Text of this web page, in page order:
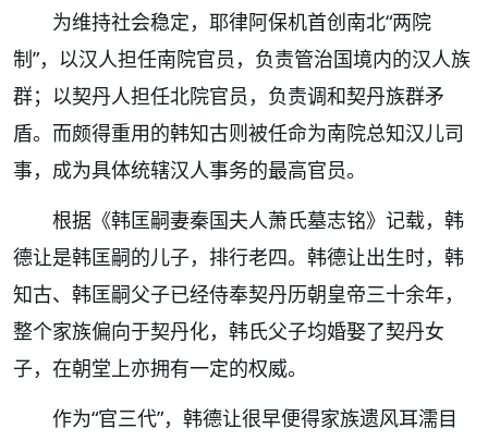
为维持社会稳定，耶律阿保机首创南北“两院
制”，以汉人担任南院官员，负责管治国境内的汉人族
群；以契丹人担任北院官员，负责调和契丹族群矛
盾。而颇得重用的韩知古则被任命为南院总知汉儿司
事，成为具体统辖汉人事务的最高官员。
根据《韩匡嗣妻秦国夫人萧氏墓志铭》记载，韩
德让是韩匡嗣的儿子，排行老四。韩德让出生时，韩
知古、韩匡嗣父子已经侍奉契丹历朝皇帝三十余年，
整个家族偏向于契丹化，韩氏父子均婚娶了契丹女
子，在朝堂上亦拥有一定的权威。
作为“官三代”，韩德让很早便得家族遗风耳濡目